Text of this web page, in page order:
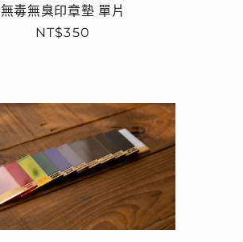
無毒無臭印章墊 單片
定
NT$350